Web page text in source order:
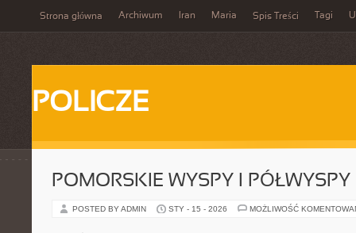
Strona główna Archiwum Iran Maria Spis Treści Tagi
POLICZE
POMORSKIE WYSPY I PÓŁWYSPY
POSTED BY ADMIN STY - 15 - 2026 MOŻLIWOŚĆ